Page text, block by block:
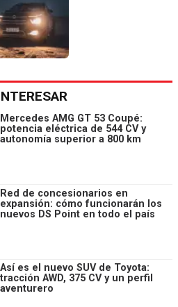
Mercedes AMG GT 53 Coupé:
potencia eléctrica de 544 CV y
autonomía superior a 800 km
Red de concesionarios en
expansión: cómo funcionarán los
nuevos DS Point en todo el país
Así es el nuevo SUV de Toyota:
tracción AWD, 375 CV y un perfil
aventurero